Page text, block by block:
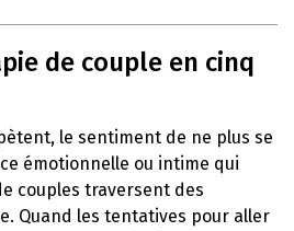
de couple en cinq
le sentiment de ne plus se
émotionnelle ou intime qui
couples traversent des
Quand les tentatives pour aller